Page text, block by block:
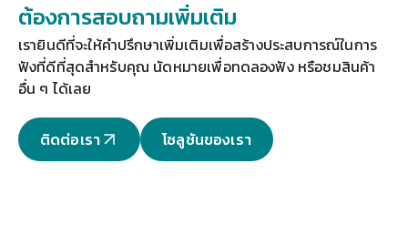
ต้องการสอบถามเพิ่มเติม
เรายินดีที่จะให้คำปรึกษาเพิ่มเติมเพื่อสร้างประสบการณ์ในการ
ฟังที่ดีที่สุดสำหรับคุณ นัดหมายเพื่อทดลองฟัง หรือชมสินค้า
อื่น ๆ ได้เลย
ติดต่อเรา โซลูชันของเรา